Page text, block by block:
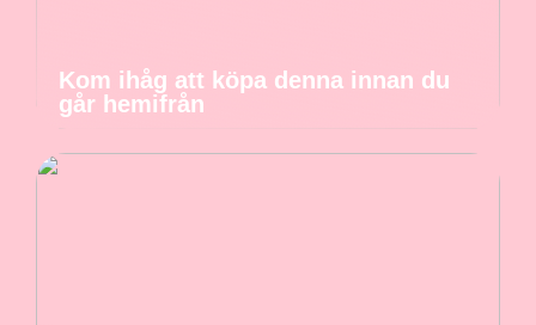
Kom ihåg att köpa denna innan du
går hemifrån